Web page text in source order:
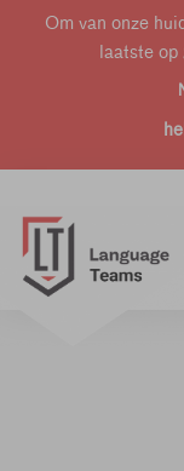
Om van onze
laatste op